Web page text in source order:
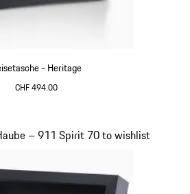
- Heritage
CHF 494.00
– 911 Spirit 70 to wishlist